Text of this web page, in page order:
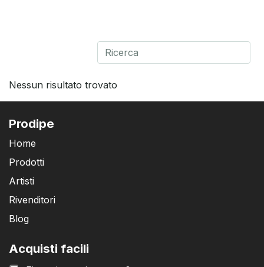
Nessun risultato trovato
Prodipe
Home
Prodotti
Artisti
Rivenditori
Blog
Acquisti facili